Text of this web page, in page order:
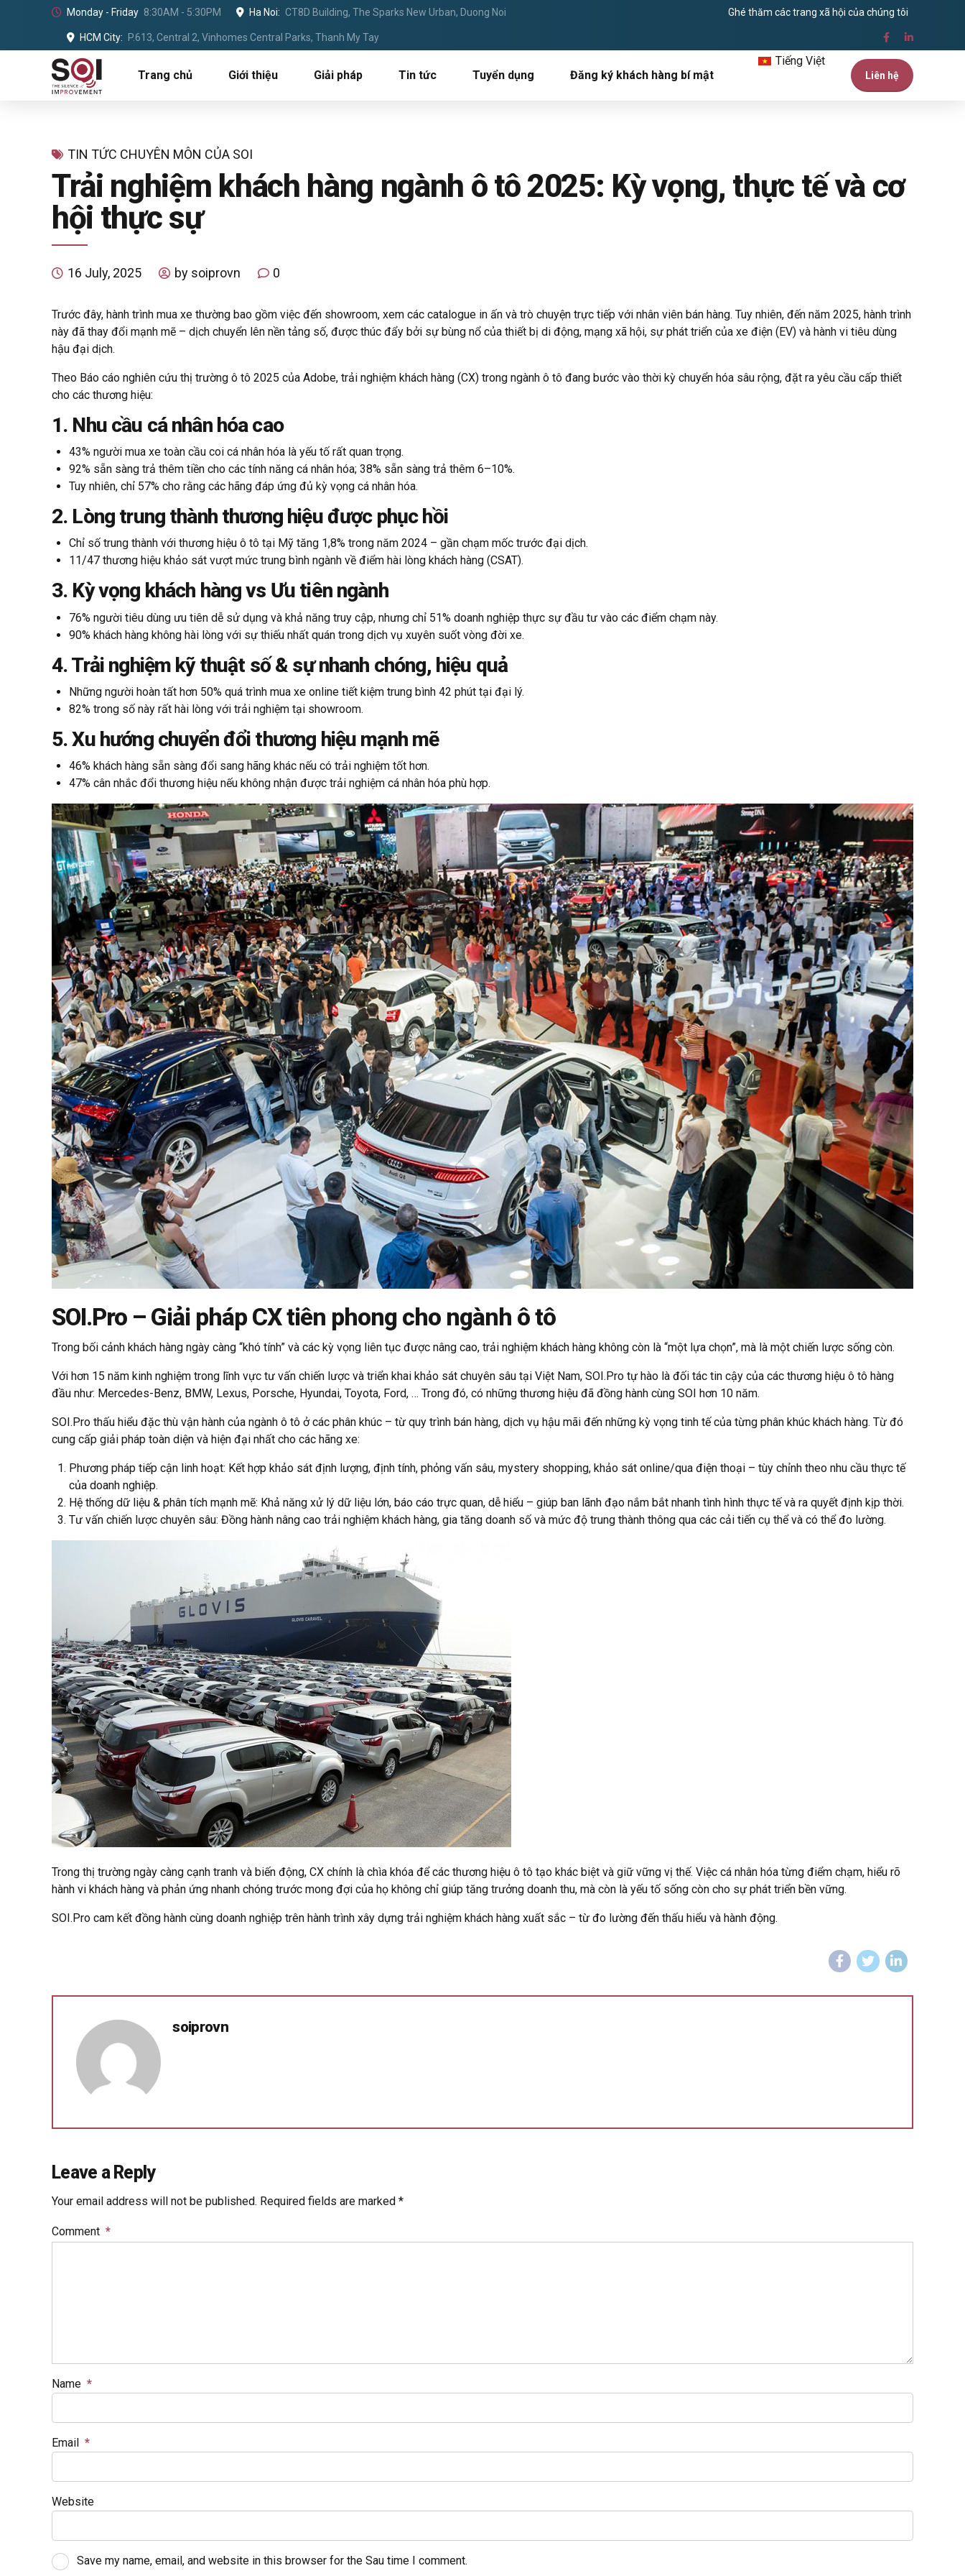
Monday - Friday 8:30AM - 5:30PM Ha Noi: CT8D Building, The Sparks New Urban, Duong Noi
HCM City: P.613, Central 2, Vinhomes Central Parks, Thanh My Tay
Ghé thăm các trang xã hội của chúng tôi
Tiếng Việt
Liên hệ
Trang chủ Giới thiệu Giải pháp Tin tức Tuyển dụng Đăng ký khách hàng bí mật
TIN TỨC CHUYÊN MÔN CỦA SOI
Trải nghiệm khách hàng ngành ô tô 2025: Kỳ vọng, thực tế và cơ
hội thực sự
16 July, 2025 by soiprovn 0
Trước đây, hành trình mua xe thường bao gồm việc đến showroom, xem các catalogue in ấn và trò chuyện trực tiếp với nhân viên bán hàng. Tuy nhiên, đến năm 2025, hành trình
này đã thay đổi mạnh mẽ – dịch chuyển lên nền tảng số, được thúc đẩy bởi sự bùng nổ của thiết bị di động, mạng xã hội, sự phát triển của xe điện (EV) và hành vi tiêu dùng
hậu đại dịch.
Theo Báo cáo nghiên cứu thị trường ô tô 2025 của Adobe, trải nghiệm khách hàng (CX) trong ngành ô tô đang bước vào thời kỳ chuyển hóa sâu rộng, đặt ra yêu cầu cấp thiết
cho các thương hiệu:
1. Nhu cầu cá nhân hóa cao
43% người mua xe toàn cầu coi cá nhân hóa là yếu tố rất quan trọng.
92% sẵn sàng trả thêm tiền cho các tính năng cá nhân hóa; 38% sẵn sàng trả thêm 6–10%.
Tuy nhiên, chỉ 57% cho rằng các hãng đáp ứng đủ kỳ vọng cá nhân hóa.
2. Lòng trung thành thương hiệu được phục hồi
Chỉ số trung thành với thương hiệu ô tô tại Mỹ tăng 1,8% trong năm 2024 – gần chạm mốc trước đại dịch.
11/47 thương hiệu khảo sát vượt mức trung bình ngành về điểm hài lòng khách hàng (CSAT).
3. Kỳ vọng khách hàng vs Ưu tiên ngành
76% người tiêu dùng ưu tiên dễ sử dụng và khả năng truy cập, nhưng chỉ 51% doanh nghiệp thực sự đầu tư vào các điểm chạm này.
90% khách hàng không hài lòng với sự thiếu nhất quán trong dịch vụ xuyên suốt vòng đời xe.
4. Trải nghiệm kỹ thuật số & sự nhanh chóng, hiệu quả
Những người hoàn tất hơn 50% quá trình mua xe online tiết kiệm trung bình 42 phút tại đại lý.
82% trong số này rất hài lòng với trải nghiệm tại showroom.
5. Xu hướng chuyển đổi thương hiệu mạnh mẽ
46% khách hàng sẵn sàng đổi sang hãng khác nếu có trải nghiệm tốt hơn.
47% cân nhắc đổi thương hiệu nếu không nhận được trải nghiệm cá nhân hóa phù hợp.
SOI.Pro – Giải pháp CX tiên phong cho ngành ô tô
Trong bối cảnh khách hàng ngày càng “khó tính” và các kỳ vọng liên tục được nâng cao, trải nghiệm khách hàng không còn là “một lựa chọn”, mà là một chiến lược sống còn.
Với hơn 15 năm kinh nghiệm trong lĩnh vực tư vấn chiến lược và triển khai khảo sát chuyên sâu tại Việt Nam, SOI.Pro tự hào là đối tác tin cậy của các thương hiệu ô tô hàng
đầu như: Mercedes-Benz, BMW, Lexus, Porsche, Hyundai, Toyota, Ford, … Trong đó, có những thương hiệu đã đồng hành cùng SOI hơn 10 năm.
SOI.Pro thấu hiểu đặc thù vận hành của ngành ô tô ở các phân khúc – từ quy trình bán hàng, dịch vụ hậu mãi đến những kỳ vọng tinh tế của từng phân khúc khách hàng. Từ đó
cung cấp giải pháp toàn diện và hiện đại nhất cho các hãng xe:
Phương pháp tiếp cận linh hoạt: Kết hợp khảo sát định lượng, định tính, phỏng vấn sâu, mystery shopping, khảo sát online/qua điện thoại – tùy chỉnh theo nhu cầu thực tế
của doanh nghiệp.
Hệ thống dữ liệu & phân tích mạnh mẽ: Khả năng xử lý dữ liệu lớn, báo cáo trực quan, dễ hiểu – giúp ban lãnh đạo nắm bắt nhanh tình hình thực tế và ra quyết định kịp thời.
Tư vấn chiến lược chuyên sâu: Đồng hành nâng cao trải nghiệm khách hàng, gia tăng doanh số và mức độ trung thành thông qua các cải tiến cụ thể và có thể đo lường.
Trong thị trường ngày càng cạnh tranh và biến động, CX chính là chìa khóa để các thương hiệu ô tô tạo khác biệt và giữ vững vị thế. Việc cá nhân hóa từng điểm chạm, hiểu rõ
hành vi khách hàng và phản ứng nhanh chóng trước mong đợi của họ không chỉ giúp tăng trưởng doanh thu, mà còn là yếu tố sống còn cho sự phát triển bền vững.
SOI.Pro cam kết đồng hành cùng doanh nghiệp trên hành trình xây dựng trải nghiệm khách hàng xuất sắc – từ đo lường đến thấu hiểu và hành động.
soiprovn
Leave a Reply
Your email address will not be published. Required fields are marked *
Comment *
Name *
Email *
Website
Save my name, email, and website in this browser for the Sau time I comment.